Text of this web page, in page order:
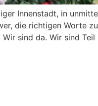
Innenstadt, in
die richtigen Worte
sind da. Wir sind